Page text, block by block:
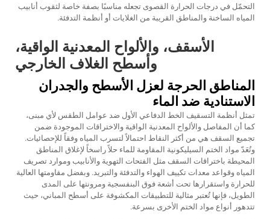
التحمّل في درجات الحرارة القصوى تجعله مناسبًا بصفة خاصة لثقوب أنابيب
المياه الساخنة والمناطق القريبة من الغلايات أو أنظمة التدفئة.
الأسقف، والألواح المعدنية الواقية،
وأسطح الغلاف الخارجي
المناطق الحرجة لعزل الأسطح والجدران
الاستنادية ضد الماء
تمثل أنظمة التسقيف الخط الدفاعي الأول ضد عوامل الطقس لأي مبنى،
كما أن المفاصل والألواح المعدنية الواقية والاختراقات الموجودة ضمن
تجميع السقف هي من أكثر النقاط احتمالاً لتسرب المياه وفقاً للإحصائيات.
وتُعَدّ مواد الختم السيليكونية المقاومة للماء حلاً راسخاً لإغلاق المناطق
المحيطة باختراقات السقف مثل الفتحات التهوية والأنابيب وموارد تصريف
المياه وقواعد معدات تكييف الهواء والتدفئة والتبريد. وبفضل مقاومتها العالية
للحرارة واستقرارها تحت أشعة فوق البنفسجية ومرونتها على المدى
الطويل، فإنها تُعتبر مثالية للتطبيقات المكشوفة على أسطح المباني، حيث
تتدهور أنواع مواد الختم الأخرى بسرعة.